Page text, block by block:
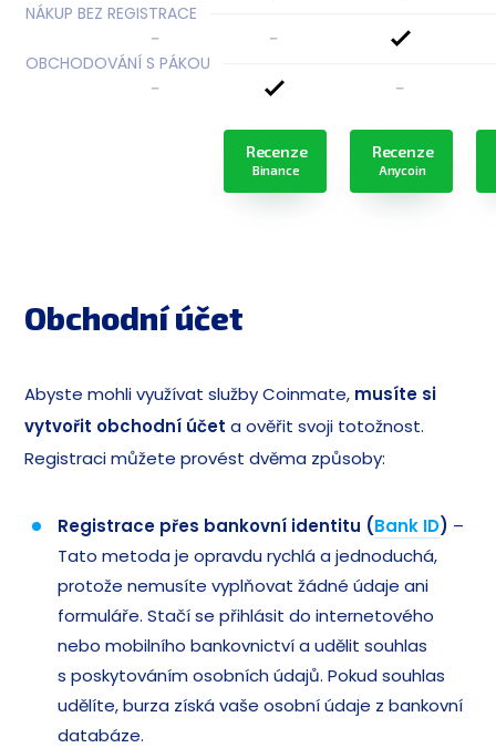
NÁKUP BEZ REGISTRACE
- -
OBCHODOVÁNÍ S PÁKOU
- -
Recenze
Binance
Recenze
Anycoin
Obchodní účet
Abyste mohli využívat služby Coinmate, musíte si
vytvořit obchodní účet a ověřit svoji totožnost.
Registraci můžete provést dvěma způsoby:
Registrace přes bankovní identitu (Bank ID) –
Tato metoda je opravdu rychlá a jednoduchá,
protože nemusíte vyplňovat žádné údaje ani
formuláře. Stačí se přihlásit do internetového
nebo mobilního bankovnictví a udělit souhlas
s poskytováním osobních údajů. Pokud souhlas
udělíte, burza získá vaše osobní údaje z bankovní
databáze.